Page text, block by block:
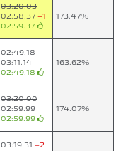
03:20.03
02:58.37 +1
02:59.37
173.47%
02:49.18
03:11.14
02:49.18
163.62%
03:20.00
02:59.99
02:59.99
174.07%
03:19.31 +2